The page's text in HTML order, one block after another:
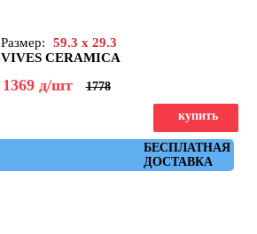
Размер:
59.3 x 29.3
VIVES CERAMICA
1369 д/шт 1778
БЕСПЛАТНАЯ
ДОСТАВКА
купить